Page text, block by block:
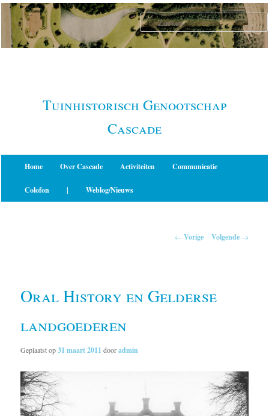
Spring
naar
primaire
Tuinhistorisch Genootschap
Cascade
Home Over Cascade Activiteiten Communicatie
Colofon | Weblog/Nieuws
← Vorige Volgende →
Oral History en Gelderse
landgoederen
Geplaatst op31 maart 2011 dooradmin